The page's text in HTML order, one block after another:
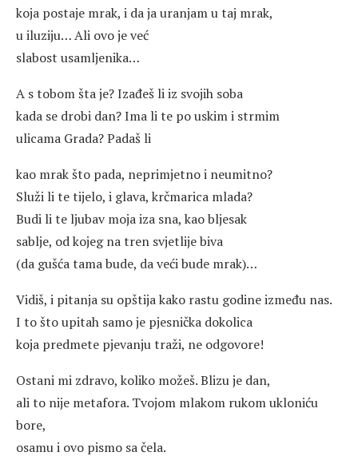
koja postaje mrak, i da ja uranjam u taj mrak,
u iluziju… Ali ovo je već
slabost usamljenika…
A s tobom šta je? Izađeš li iz svojih soba
kada se drobi dan? Ima li te po uskim i strmim
ulicama Grada? Padaš li
kao mrak što pada, neprimjetno i neumitno?
Služi li te tijelo, i glava, krčmarica mlada?
Budi li te ljubav moja iza sna, kao bljesak
sablje, od kojeg na tren svjetlije biva
(da gušća tama bude, da veći bude mrak)…
Vidiš, i pitanja su opštija kako rastu godine između nas.
I to što upitah samo je pjesnička dokolica
koja predmete pjevanju traži, ne odgovore!
Ostani mi zdravo, koliko možeš. Blizu je dan,
ali to nije metafora. Tvojom mlakom rukom ukloniću
bore,
osamu i ovo pismo sa čela.